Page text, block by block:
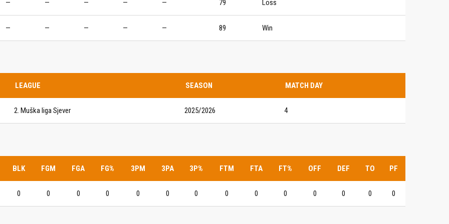
— — — — — 79 Loss
— — — — — 89 Win
LEAGUE SEASON MATCH DAY
2. Muška liga Sjever 2025/2026 4
BLK FGM FGA FG% 3PM 3PA 3P% FTM FTA FT% OFF DEF TO PF
0 0 0 0 0 0 0 0 0 0 0 0 0 0
trener seniorske
trenerski stožer
u revijalnoj utakmici
NCAA ekipu OBU
Pretkadeti U15